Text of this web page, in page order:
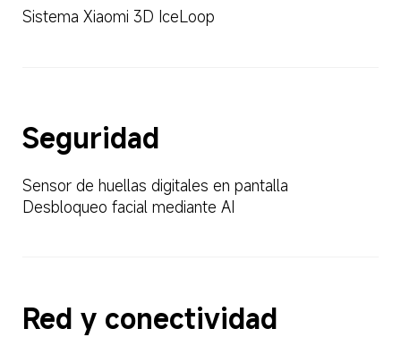
Sistema Xiaomi 3D IceLoop
Seguridad
Sensor de huellas digitales en pantalla
Desbloqueo facial mediante AI
Red y conectividad